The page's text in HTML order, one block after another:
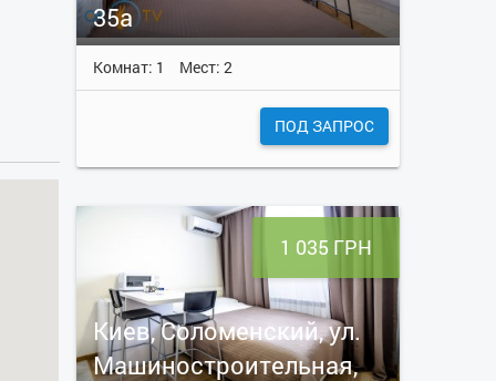
35а
Комнат: 1 Мест: 2
ПОД ЗАПРОС
1 035 ГРН
Киев, Соломенский, ул.
Машиностроительная,